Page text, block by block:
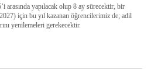
arasında yapılacak olup 8 ay sürecektir, bir
için bu yıl kazanan öğrencilerimiz de; adil
yenilemeleri gerekecektir.